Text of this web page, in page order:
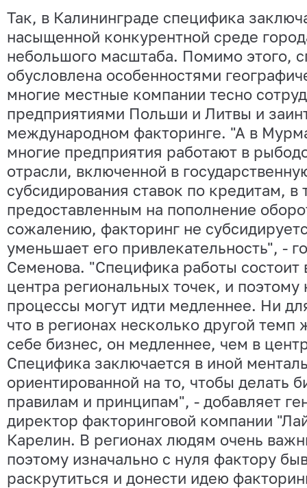
Так, в Калининграде специфика
насыщенной конкурентной среде
небольшого масштаба. Помимо этого,
обусловлена особенностями
многие местные компании тесно
предприятиями Польши и Литвы и
международном факторинге. "А в
многие предприятия работают в
отрасли, включенной в
субсидирования ставок по кредитам, в
предоставленным на пополнение
сожалению, факторинг не
уменьшает его привлекательность", -
Семенова. "Специфика работы состоит
центра региональных точек, и поэтому
процессы могут идти медленнее. Ни
что в регионах несколько другой темп
себе бизнес, он медленнее, чем в
Специфика заключается в иной
ориентированной на то, чтобы делать
правилам и принципам", - добавляет
директор факторинговой компании
Карелин. В регионах людям очень
поэтому изначально с нуля фактору
раскрутиться и донести идею